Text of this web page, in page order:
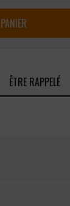
de flamme
ÊTRE RAPPELÉ